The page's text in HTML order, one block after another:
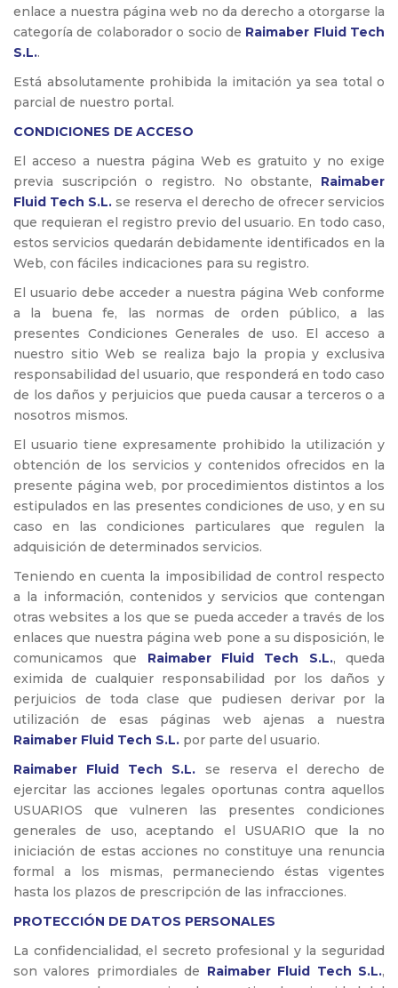
enlace a nuestra página web no da derecho a otorgarse la
categoría de colaborador o socio de Raimaber Fluid Tech
S.L..
Está absolutamente prohibida la imitación ya sea total o
parcial de nuestro portal.
CONDICIONES DE ACCESO
El acceso a nuestra página Web es gratuito y no exige
previa suscripción o registro. No obstante, Raimaber
Fluid Tech S.L. se reserva el derecho de ofrecer servicios
que requieran el registro previo del usuario. En todo caso,
estos servicios quedarán debidamente identificados en la
Web, con fáciles indicaciones para su registro.
El usuario debe acceder a nuestra página Web conforme
a la buena fe, las normas de orden público, a las
presentes Condiciones Generales de uso. El acceso a
nuestro sitio Web se realiza bajo la propia y exclusiva
responsabilidad del usuario, que responderá en todo caso
de los daños y perjuicios que pueda causar a terceros o a
nosotros mismos.
El usuario tiene expresamente prohibido la utilización y
obtención de los servicios y contenidos ofrecidos en la
presente página web, por procedimientos distintos a los
estipulados en las presentes condiciones de uso, y en su
caso en las condiciones particulares que regulen la
adquisición de determinados servicios.
Teniendo en cuenta la imposibilidad de control respecto
a la información, contenidos y servicios que contengan
otras websites a los que se pueda acceder a través de los
enlaces que nuestra página web pone a su disposición, le
comunicamos que Raimaber Fluid Tech S.L., queda
eximida de cualquier responsabilidad por los daños y
perjuicios de toda clase que pudiesen derivar por la
utilización de esas páginas web ajenas a nuestra
Raimaber Fluid Tech S.L. por parte del usuario.
Raimaber Fluid Tech S.L. se reserva el derecho de
ejercitar las acciones legales oportunas contra aquellos
USUARIOS que vulneren las presentes condiciones
generales de uso, aceptando el USUARIO que la no
iniciación de estas acciones no constituye una renuncia
formal a los mismas, permaneciendo éstas vigentes
hasta los plazos de prescripción de las infracciones.
PROTECCIÓN DE DATOS PERSONALES
La confidencialidad, el secreto profesional y la seguridad
son valores primordiales de Raimaber Fluid Tech S.L.,